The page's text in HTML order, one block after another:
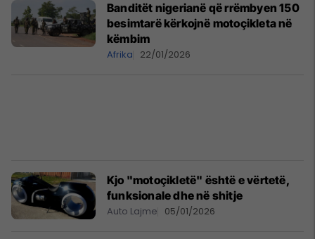
Banditët nigerianë që rrëmbyen 150
besimtarë kërkojnë motoçikleta në
këmbim
Afrika 22/01/2026
Kjo "motoçikletë" është e vërtetë,
funksionale dhe në shitje
Auto Lajme 05/01/2026